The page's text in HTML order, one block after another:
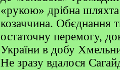
«рукою» дрібна
козаччина. Обєднання
остаточну перемогу,
України в добу
Не зразу вдалося